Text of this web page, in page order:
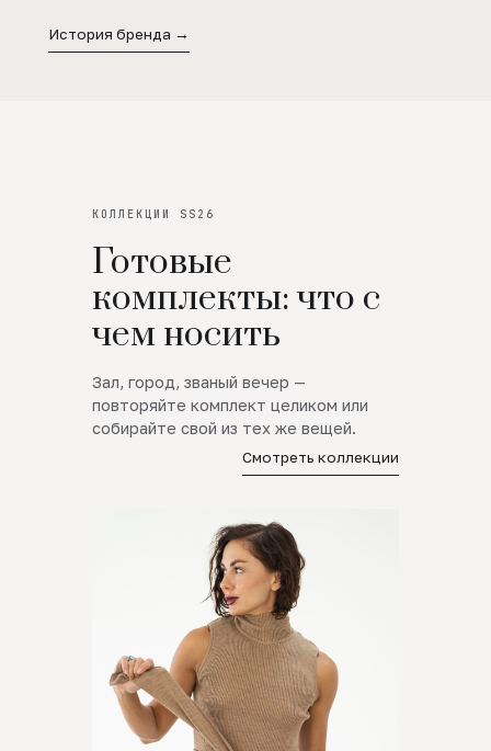
История бренда →
КОЛЛЕКЦИИ SS26
Готовые
комплекты: что с
чем носить
Зал, город, званый вечер —
повторяйте комплект целиком или
собирайте свой из тех же вещей.
Смотреть коллекции